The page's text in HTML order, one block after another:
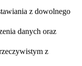
z dowolnego
danych oraz
z